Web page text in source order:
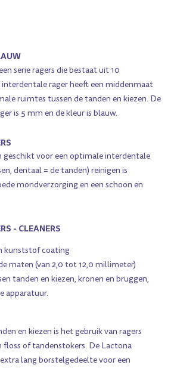
serie ragers die bestaat uit 10
rager heeft een middenmaat
ruimtes tussen de tanden en kiezen. De
is 5 mm en de kleur is blauw.
voor een optimale interdentale
dentaal = de tanden) reinigen is
mondverzorging en een schoon en
- CLEANERS
kunststof coating
maten (van 2,0 tot 12,0 millimeter)
tanden en kiezen, kronen en bruggen,
apparatuur.
en kiezen is het gebruik van ragers
of tandenstokers. De Lactona
lang borstelgedeelte voor een